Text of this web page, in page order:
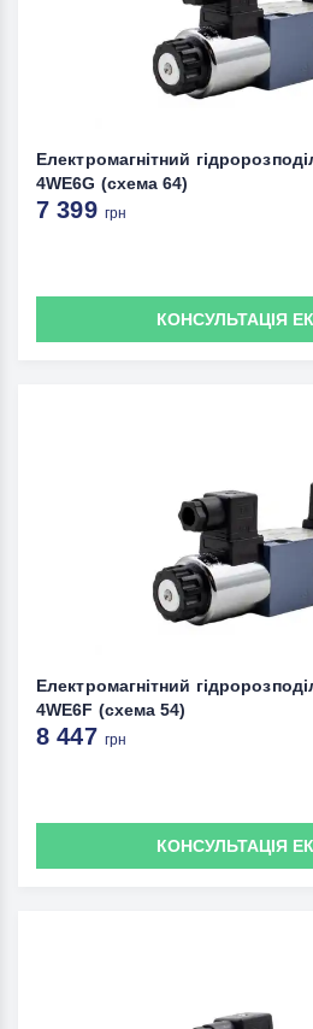
Електромагнітний
4WE6G (схема 64)
7 399 грн
КОНСУЛЬТАЦІЯ
Електромагнітний
4WE6F (схема 54)
8 447 грн
КОНСУЛЬТАЦІЯ